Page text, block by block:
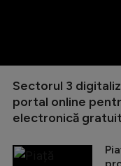
Sectorul 3
portal online
electronică